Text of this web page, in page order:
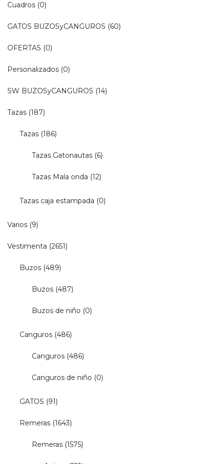
Cuadros (0)
GATOS BUZOSyCANGUROS (60)
OFERTAS (0)
Personalizados (0)
SW BUZOSyCANGUROS (14)
Tazas (187)
Tazas (186)
Tazas Gatonautas (6)
Tazas Mala onda (12)
Tazas caja estampada (0)
Varios (9)
Vestimenta (2651)
Buzos (489)
Buzos (487)
Buzos de niño (0)
Canguros (486)
Canguros (486)
Canguros de niño (0)
GATOS (91)
Remeras (1643)
Remeras (1575)